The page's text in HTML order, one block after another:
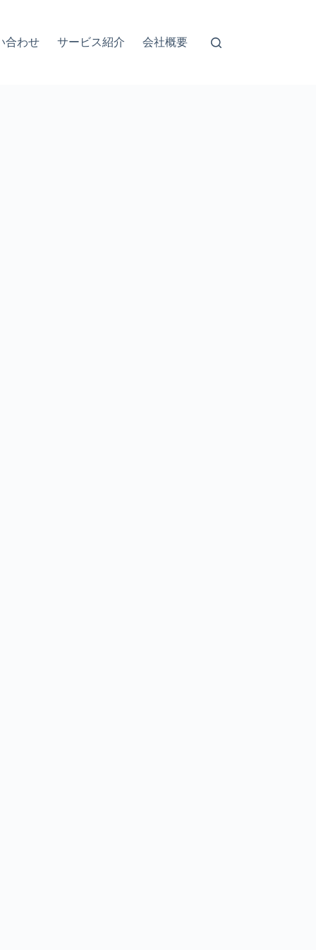
合わせ サービス紹介 会社概要